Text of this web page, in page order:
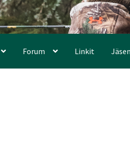
Forum Linkit